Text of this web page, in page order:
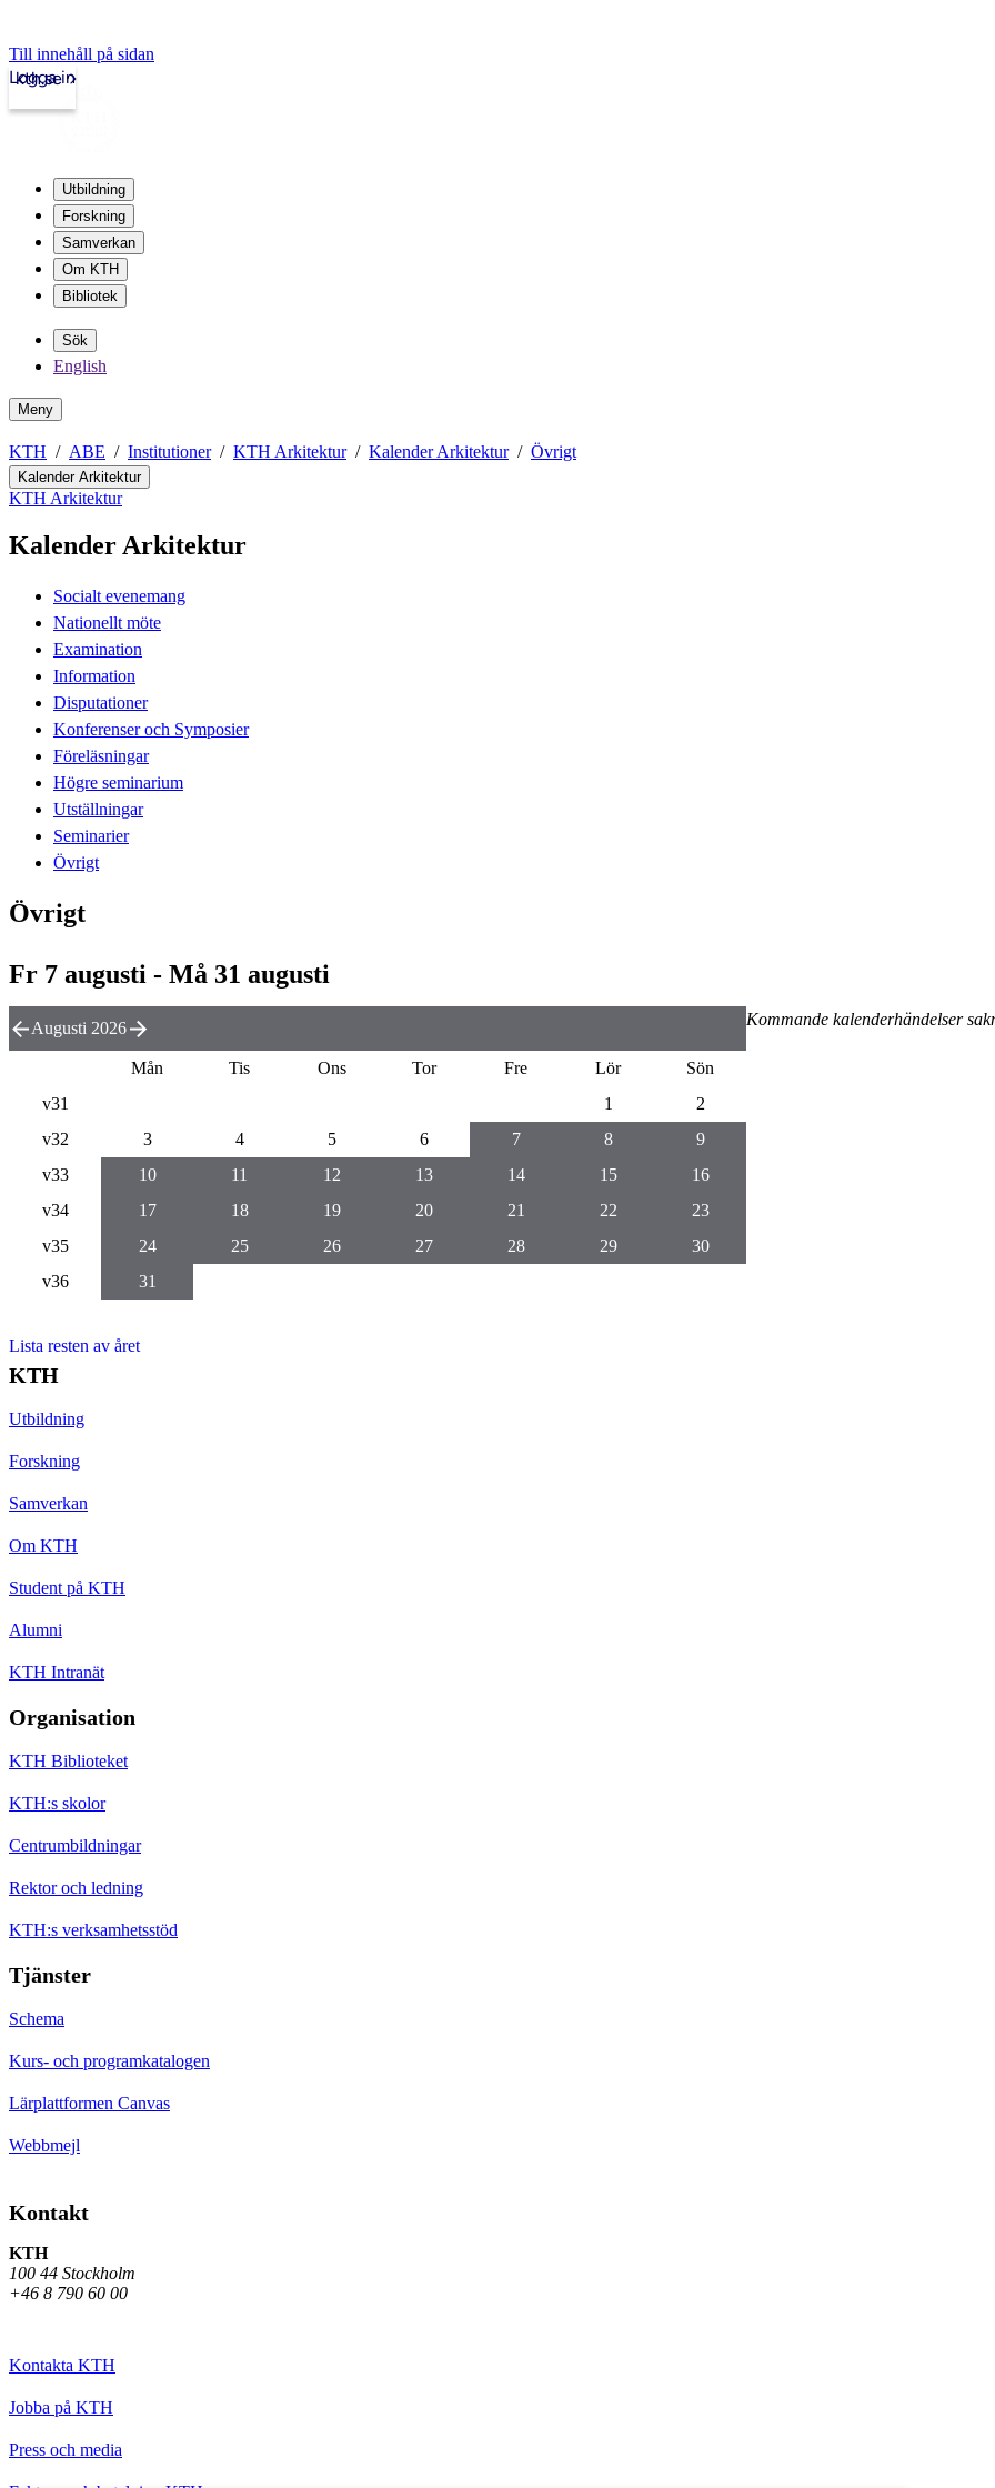
Till innehåll på sidan
kth.se
Logga in
Utbildning
Forskning
Samverkan
Om KTH
Bibliotek
Sök
English
Meny
KTH ABE Institutioner KTH Arkitektur Kalender Arkitektur Övrigt
Kalender Arkitektur
KTH Arkitektur
Kalender Arkitektur
Socialt evenemang
Nationellt möte
Examination
Information
Disputationer
Konferenser och Symposier
Föreläsningar
Högre seminarium
Utställningar
Seminarier
Övrigt
Övrigt
Fr 7 augusti - Må 31 augusti
Kommande kalenderhändelser
Augusti 2026
Mån Tis Ons Tor Fre Lör
Sön
v31
1
2
v32
3 4 5 6 7 8
9
v33
10 11 12 13 14 15
16
v34
17 18 19 20 21 22
23
v35
24 25 26 27 28 29
30
v36
31
Lista resten av året
KTH
Utbildning
Forskning
Samverkan
Om KTH
Student på KTH
Alumni
KTH Intranät
Organisation
KTH Biblioteket
KTH:s skolor
Centrumbildningar
Rektor och ledning
KTH:s verksamhetsstöd
Tjänster
Schema
Kurs- och programkatalogen
Lärplattformen Canvas
Webbmejl
Kontakt
KTH
100 44 Stockholm
+46 8 790 60 00
Kontakta KTH
Jobba på KTH
Press och media